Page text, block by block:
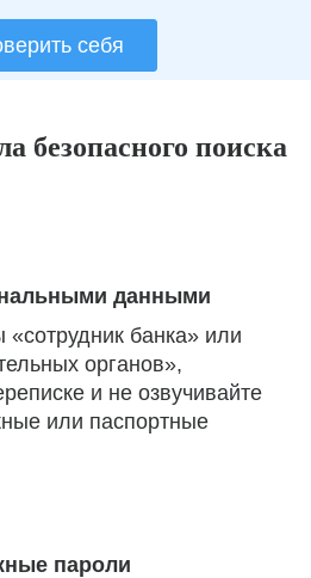
себя
безопасного поиска
данными
банка» или
органов»,
и не озвучивайте
или паспортные
пароли